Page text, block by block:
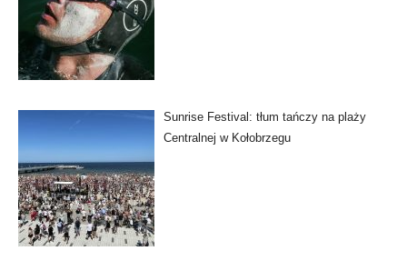
Sunrise Festival: tłum tańczy na plaży
Centralnej w Kołobrzegu